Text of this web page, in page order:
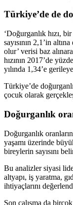
Türkiye’de de
‘Doğurganlık hızı,
sayısının 2,1’in
olur’ verisi baz
hızının 2017’de
yılında 1,34’e
Türkiye’de
çocuk olarak
Doğurganlık
Doğurganlık
yaşamı üzerinde
bireylerin sayısını
Bu analizler siyasi
altyapı, iş yaratma,
ihtiyaçlarını
Son çalışma da